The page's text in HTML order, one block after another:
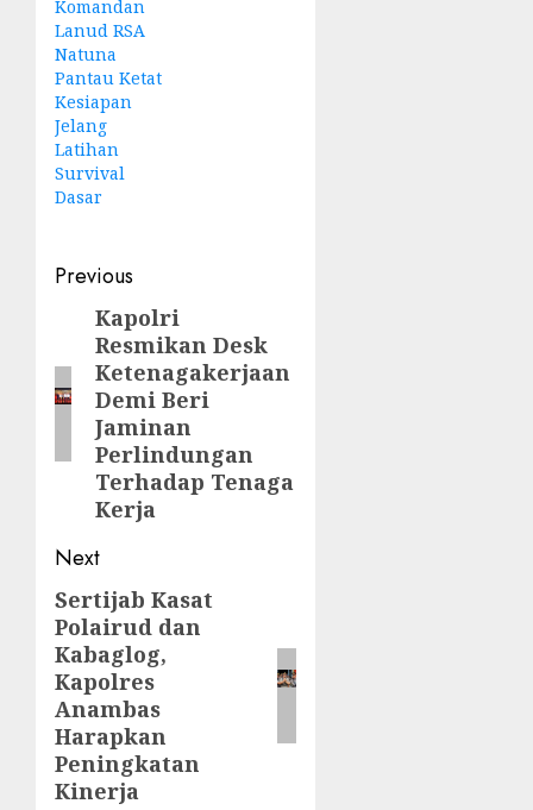
Komandan
Lanud RSA
Natuna
Pantau Ketat
Kesiapan
Jelang
Latihan
Survival
Dasar
Post
navigation
Previous
Previous
post:
Kapolri
Resmikan Desk
Ketenagakerjaan
Demi Beri
Jaminan
Perlindungan
Terhadap Tenaga
Kerja
Next
Next
post:
Sertijab Kasat
Polairud dan
Kabaglog,
Kapolres
Anambas
Harapkan
Peningkatan
Kinerja